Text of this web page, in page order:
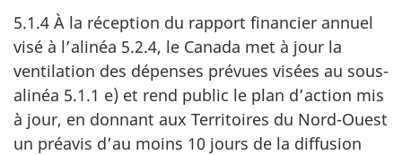
5.1.4 À la réception du rapport financier annuel
visé à l’alinéa 5.2.4, le Canada met à jour la
ventilation des dépenses prévues visées au sous-
alinéa 5.1.1 e) et rend public le plan d’action mis
à jour, en donnant aux Territoires du Nord-Ouest
un préavis d’au moins 10 jours de la diffusion